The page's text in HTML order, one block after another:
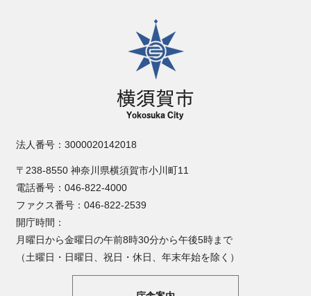
横須賀市
法人番号：3000020142018
〒238-8550 神奈川県横須賀市小川町11
電話番号：046-822-4000
ファクス番号：046-822-2539
開庁時間：
月曜日から金曜日の午前8時30分から午後5時まで
（土曜日・日曜日、祝日・休日、年末年始を除く）